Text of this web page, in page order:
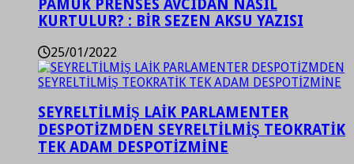
PAMUK PRENSES AVCIDAN NASIL
KURTULUR? : BİR SEZEN AKSU YAZISI
25/01/2022
SEYRELTİLMİŞ LAİK PARLAMENTER
DESPOTİZMDEN SEYRELTİLMİŞ TEOKRATİK
TEK ADAM DESPOTİZMİNE